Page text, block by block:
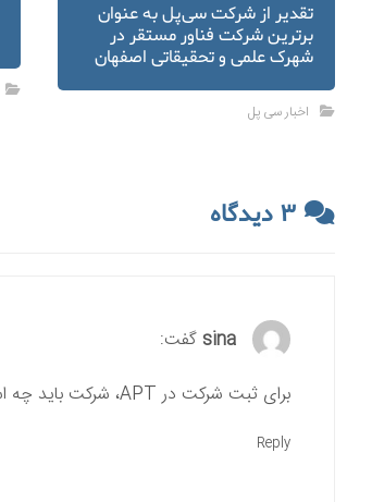
تقدیر از شرکت سی‌پل به عنوان
برترین شرکت فناور مستقر در
شهرک علمی و تحقیقاتی اصفهان
اخبار سی پل
۳ دیدگاه
sina گفت:
برای ثبت شرکت در APT، شرکت باید چه استاندارها یا گواهینامه هایی داشته باشه؟
Reply